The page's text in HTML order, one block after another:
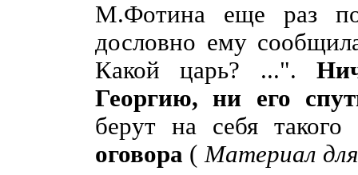
М.Фотина еще раз
дословно ему
Какой царь? ...".
Георгию, ни его
берут на себя
оговора (Материал